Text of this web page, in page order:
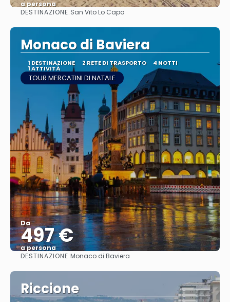
a persona
Vedere
DESTINAZIONE:San Vito Lo Capo
Monaco di Baviera
1 DESTINAZIONE 2 RETE DI TRASPORTO 4 NOTTI
1 ATTIVITÀ
TOUR MERCATINI DI NATALE
Da
497 €
a persona
Vedere
DESTINAZIONE:Monaco di Baviera
Riccione